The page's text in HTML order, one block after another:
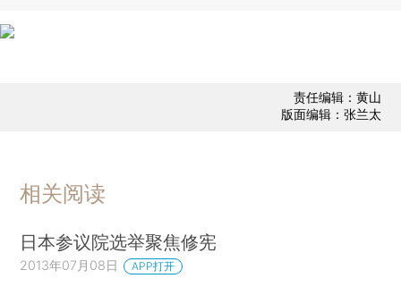
责任编辑：黄山
版面编辑：张兰太
相关阅读
日本参议院选举聚焦修宪
2013年07月08日 APP打开